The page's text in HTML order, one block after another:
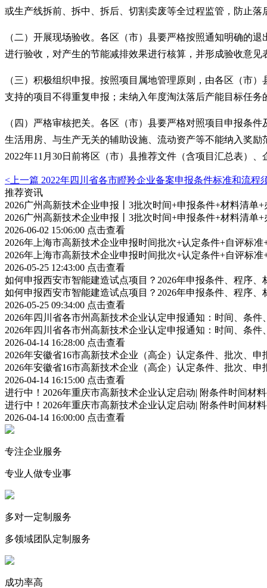
或生产线拆前、拆中、拆后、切割卖废等全过程监管，防止
（二）开展现场验收。各区（市）县要严格按照通知明确的
进行验收，对产生的节能减排效果进行核算，并形成验收意见
（三）积极组织申报。按照项目属地管理原则，由各区（市
支持的项目不得重复申报；未纳入年度淘汰落后产能目标任
（四）严格审核把关。各区（市）县要严格对照项目申报条
生活用房、与生产无关的辅助设施、流动资产等不能纳入奖
2022年11月30日前将区（市）县推荐文件（含项目汇总表）
<上一篇 2022年四川省各市瞪羚企业备案申报条件标准和流程
推荐资讯
2026广州高新技术企业申报丨3批次时间+申报条件+材料清单+
2026广州高新技术企业申报丨3批次时间+申报条件+材料清单+
2026-06-02 15:06:00 点击查看
2026年上海市高新技术企业申报时间批次+认定条件+自评标
2026年上海市高新技术企业申报时间批次+认定条件+自评标
2026-05-25 12:43:00 点击查看
如何申报西安市智能建造试点项目？2026年申报条件、程序、
如何申报西安市智能建造试点项目？2026年申报条件、程序、
2026-05-25 09:34:00 点击查看
2026年四川省各市州高新技术企业认定申报通知：时间、条
2026年四川省各市州高新技术企业认定申报通知：时间、条
2026-04-14 16:28:00 点击查看
2026年安徽省16市高新技术企业（高企）认定条件、批次、申
2026年安徽省16市高新技术企业（高企）认定条件、批次、申
2026-04-14 16:15:00 点击查看
进行中！2026年重庆市高新技术企业认定启动| 附条件时间材
进行中！2026年重庆市高新技术企业认定启动| 附条件时间材
2026-04-14 16:00:00 点击查看
专注企业服务
专业人做专业事
多对一定制服务
多领域团队定制服务
成功率高